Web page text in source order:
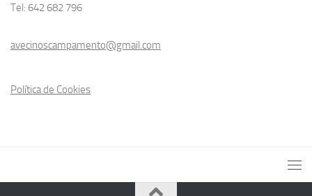
Tel: 642 682 796
avecinoscampamento@gmail.com
Política de Cookies